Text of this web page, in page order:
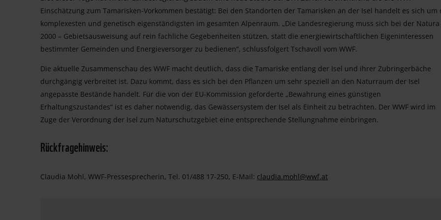
Einschätzung zum Tamarisken-Vorkommen bestätigt: Bei den Standorten der Tamarisken an der Isel handelt es sich um
komplexesten und genetisch eigenständigsten im gesamten Alpenraum. „Die Landesregierung muss sich bei der Natura
2000 – Gebietsausweisung auf rein fachliche Gegebenheiten stützen, statt die energiewirtschaftlichen Eigeninteressen
bestimmter Gemeinden und Energieversorger zu bedienen“, schlussfolgert Tschavoll vom WWF.
Die aktuelle Zusammenschau des WWF macht deutlich, dass die Tamariske entlang der Isel und ihrer Zubringerbäche
durchgängig verbreitet ist. Dazu kommt, dass es sich bei den Pflanzen um sehr speziell an den Naturraum der Isel
angepasste Bestände handelt. Für die von der EU-Kommission geforderte „Bewahrung eines günstigen
Erhaltungszustandes“ ist es daher notwendig, das Gewässersystem der Isel als Einheit zu betrachten. Der WWF wird im
Zuge der Verordnung der Isel zum Naturschutzgebiet eine entsprechende Stellungnahme einbringen.
Rückfragehinweis:
Claudia Mohl, WWF-Pressesprecherin, Tel. 01/488 17-250, E-Mail: claudia.mohl@wwf.at